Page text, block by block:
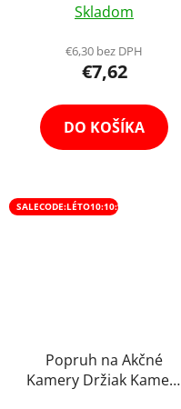
Skladom
€6,30 bez DPH
€7,62
DO KOŠÍKA
SALECODE:LÉTO10:10:%
Popruh na Akčné
Kamery Držiak Kamery